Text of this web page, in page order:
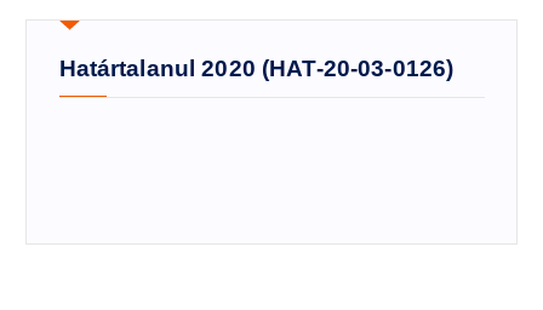
Határtalanul 2020 (HAT-20-03-0126)